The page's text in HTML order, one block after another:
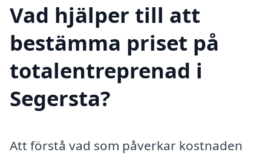
Vad hjälper till att
bestämma priset på
totalentreprenad i
Segersta?
Att förstå vad som påverkar kostnaden